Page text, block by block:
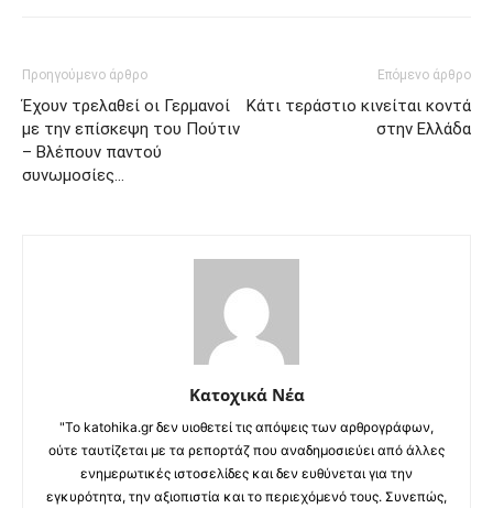
Προηγούμενο άρθρο
Έχουν τρελαθεί οι Γερμανοί
με την επίσκεψη του Πούτιν
– Βλέπουν παντού
συνωμοσίες…
Επόμενο άρθρο
Κάτι τεράστιο κινείται κοντά
στην Ελλάδα
Κατοχικά Νέα
"Το katohika.gr δεν υιοθετεί τις απόψεις των αρθρογράφων,
ούτε ταυτίζεται με τα ρεπορτάζ που αναδημοσιεύει από άλλες
ενημερωτικές ιστοσελίδες και δεν ευθύνεται για την
εγκυρότητα, την αξιοπιστία και το περιεχόμενό τους. Συνεπώς,